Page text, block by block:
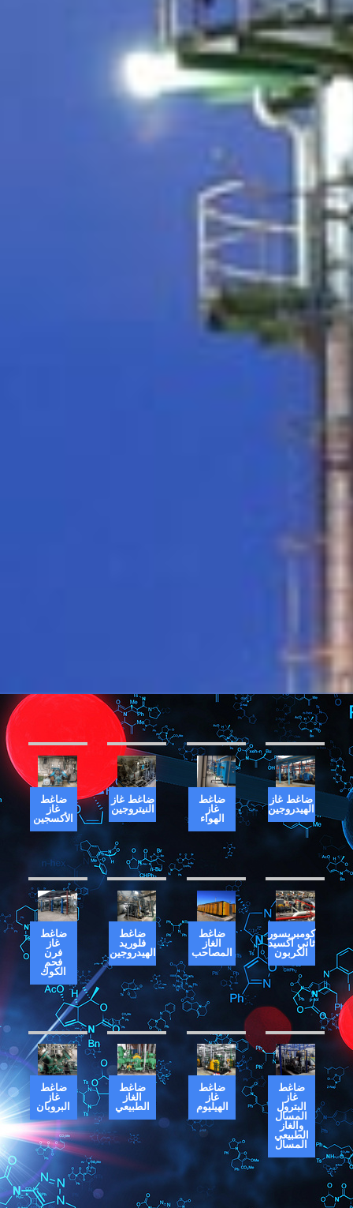
ضاغط غاز
الهيدروجين
ضاغط
غاز
الهواء
ضاغط غاز
النيتروجين
ضاغط
غاز
الأكسجين
كومبريسور
ثاني أكسيد
الكربون
ضاغط
الغاز
المصاحب
ضاغط
فلوريد
الهيدروجين
ضاغط
غاز
فرن
فحم
الكوك
ضاغط
غاز
البترول
المسال
والغاز
الطبيعي
المسال
ضاغط
غاز
الهيليوم
ضاغط
الغاز
الطبيعي
ضاغط
غاز
البروبان